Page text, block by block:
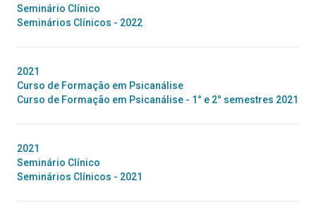
Seminário Clínico
Seminários Clínicos - 2022
2021
Curso de Formação em Psicanálise
Curso de Formação em Psicanálise - 1° e 2° semestres 2021
2021
Seminário Clínico
Seminários Clínicos - 2021